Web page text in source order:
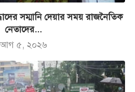
সম্মানি দেয়ার সময় রাজনৈতিক
নেতাদের...
আগ ৫, ২০২৬